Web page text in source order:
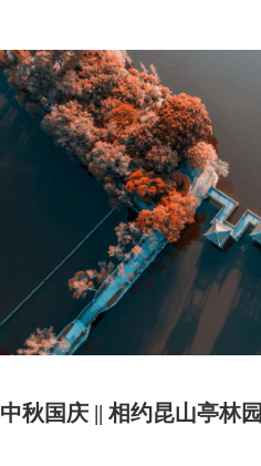
中秋国庆 || 相约昆山亭林园